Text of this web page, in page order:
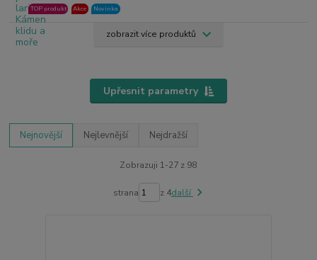
TOP produkt Akce Novinka
zobrazit více produktů
Upřesnit parametry
Nejnovější Nejlevnější Nejdražší
Zobrazuji 1-27 z 98
strana z 4další